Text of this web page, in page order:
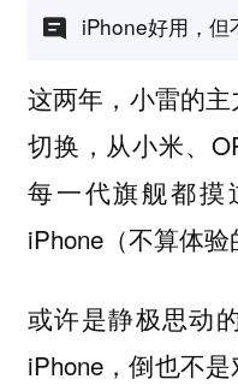
iPhone好用，但
这两年，小雷的
切换，从小米、
每一代旗舰都摸
iPhone（不算体验
或许是静极思动
iPhone，倒也不